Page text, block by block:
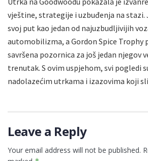
vještine, strategije i uzbuđenja na stazi.
svoj put kao jedan od najuzbudljivijih
automobilizma, a Gordon Spice Trophy
savršena pozornica za još jedan njegov
trenutak. S ovim uspjehom, svi pogledi
nadolazećim utrkama i izazovima koji
Leave a Reply
Your email address will not be published.